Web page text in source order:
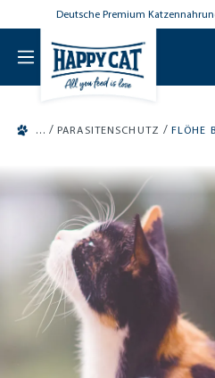
springen
Deutsche Premium
/ PARASITENSCHUTZ / FLÖHE